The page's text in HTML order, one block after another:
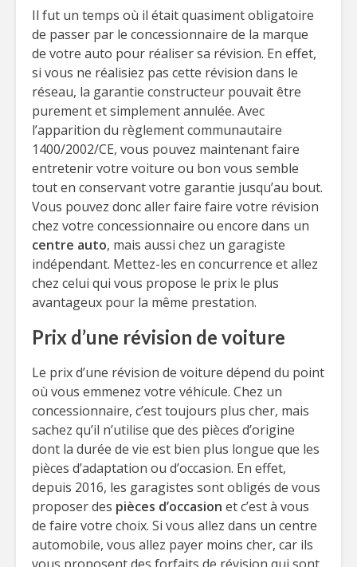
Il fut un temps où il était quasiment obligatoire
de passer par le concessionnaire de la marque
de votre auto pour réaliser sa révision. En effet,
si vous ne réalisiez pas cette révision dans le
réseau, la garantie constructeur pouvait être
purement et simplement annulée. Avec
l’apparition du règlement communautaire
1400/2002/CE, vous pouvez maintenant faire
entretenir votre voiture ou bon vous semble
tout en conservant votre garantie jusqu’au bout.
Vous pouvez donc aller faire faire votre révision
chez votre concessionnaire ou encore dans un
centre auto, mais aussi chez un garagiste
indépendant. Mettez-les en concurrence et allez
chez celui qui vous propose le prix le plus
avantageux pour la même prestation.
Prix d’une révision de voiture
Le prix d’une révision de voiture dépend du point
où vous emmenez votre véhicule. Chez un
concessionnaire, c’est toujours plus cher, mais
sachez qu’il n’utilise que des pièces d’origine
dont la durée de vie est bien plus longue que les
pièces d’adaptation ou d’occasion. En effet,
depuis 2016, les garagistes sont obligés de vous
proposer des pièces d’occasion et c’est à vous
de faire votre choix. Si vous allez dans un centre
automobile, vous allez payer moins cher, car ils